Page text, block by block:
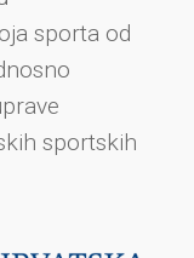
sporta od
sportskih